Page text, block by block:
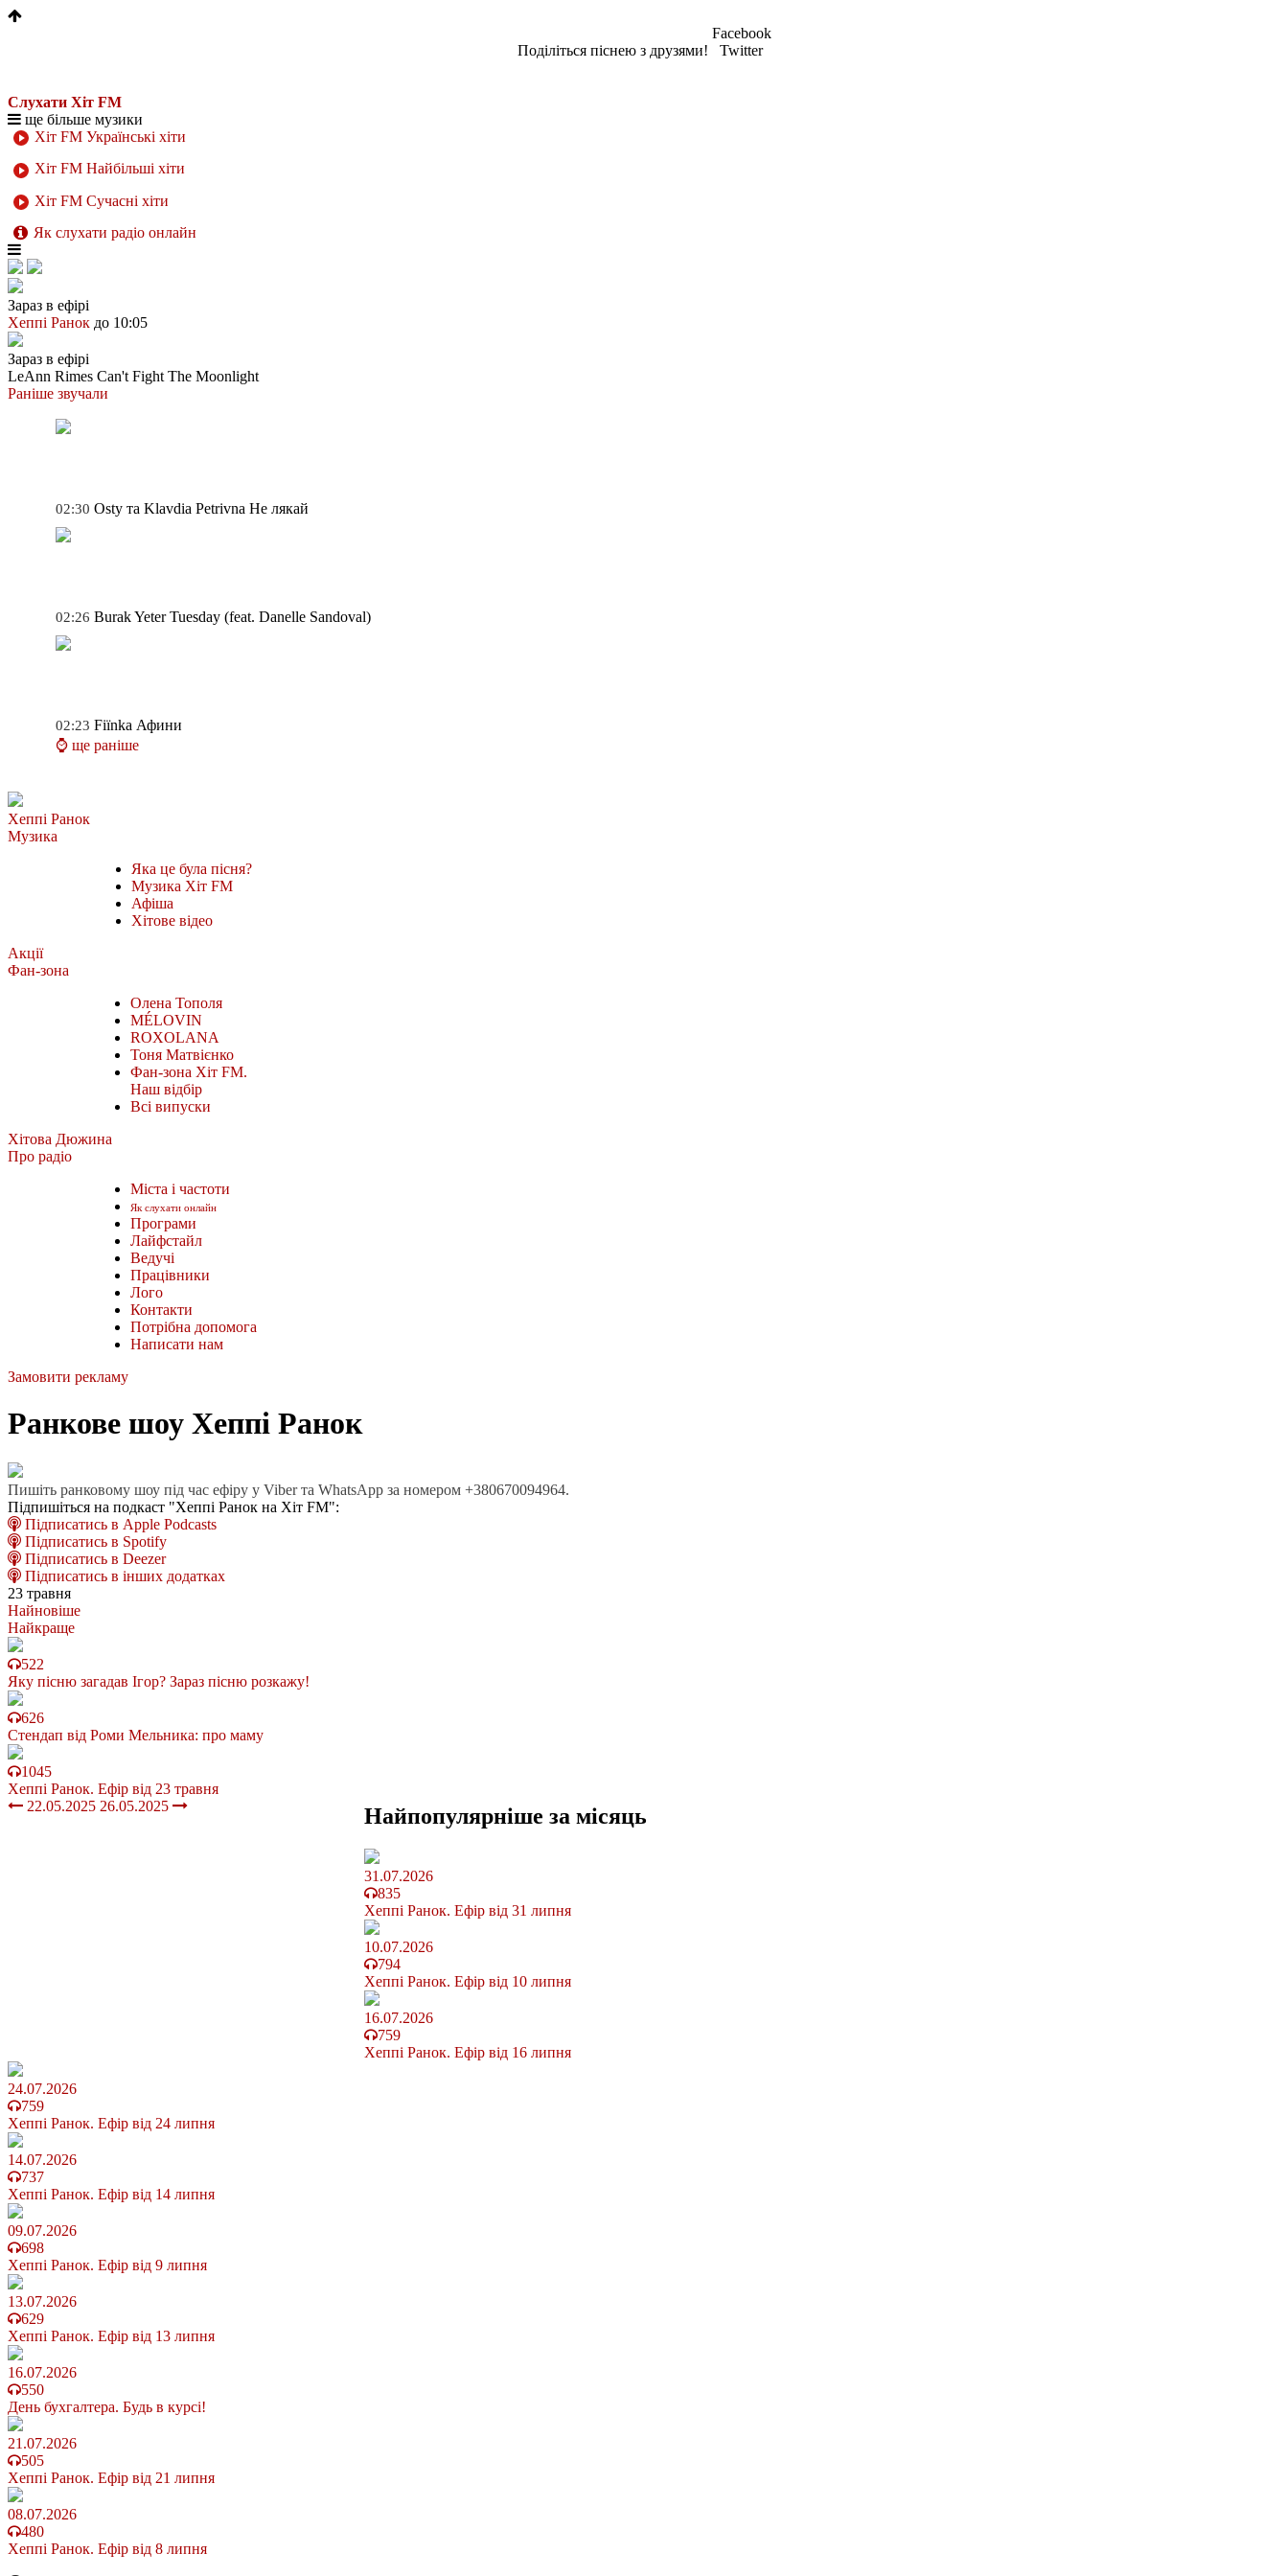
Поділіться піснею з друзями!
Facebook
Twitter
Слухати Хіт FM
ще більше музики
Хіт FM Українські хіти
Хіт FM Найбільші хіти
Хіт FM Сучасні хіти
Як слухати радіо онлайн
Зараз в ефірі
Хеппі Ранок до 10:05
Зараз в ефірі
LeAnn Rimes Can't Fight The Moonlight
Раніше звучали
02:30 Osty та Klavdia Petrivna Не лякай
02:26 Burak Yeter Tuesday (feat. Danelle Sandoval)
02:23 Fiїnka Афини
⌚ ще раніше
Хеппі Ранок
Музика
Яка це була пісня?
Музика Хіт FM
Афіша
Хітове відео
Акції
Фан-зона
Олена Тополя
MÉLOVIN
ROXOLANA
Тоня Матвієнко
Фан-зона Хіт FM.
Наш відбір
Всі випуски
Хітова Дюжина
Про радіо
Міста і частоти
Як слухати онлайн
Програми
Лайфстайл
Ведучі
Працівники
Лого
Контакти
Потрібна допомога
Написати нам
Замовити рекламу
Ранкове шоу Хеппі Ранок
Пишіть ранковому шоу під час ефіру у Viber та WhatsApp за номером +380670094964.
Підпишіться на подкаст "Хеппі Ранок на Хіт FM":
Підписатись в Apple Podcasts
Підписатись в Spotify
Підписатись в Deezer
Підписатись в інших додатках
23 травня
Найновіше
Найкраще
522
Яку пісню загадав Ігор? Зараз пісню розкажу!
626
Стендап від Роми Мельника: про маму
1045
Хеппі Ранок. Ефір від 23 травня
22.05.2025 26.05.2025 Найпопулярніше за місяць
31.07.2026
835
Хеппі Ранок. Ефір від 31 липня
10.07.2026
794
Хеппі Ранок. Ефір від 10 липня
16.07.2026
759
Хеппі Ранок. Ефір від 16 липня
24.07.2026
759
Хеппі Ранок. Ефір від 24 липня
14.07.2026
737
Хеппі Ранок. Ефір від 14 липня
09.07.2026
698
Хеппі Ранок. Ефір від 9 липня
13.07.2026
629
Хеппі Ранок. Ефір від 13 липня
16.07.2026
550
День бухгалтера. Будь в курсі!
21.07.2026
505
Хеппі Ранок. Ефір від 21 липня
08.07.2026
480
Хеппі Ранок. Ефір від 8 липня